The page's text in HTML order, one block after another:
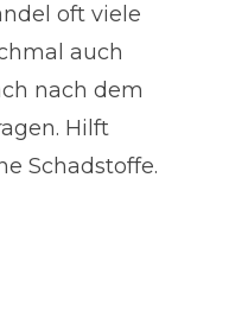
oft viele
auch
nach dem
Hilft
Schadstoffe.